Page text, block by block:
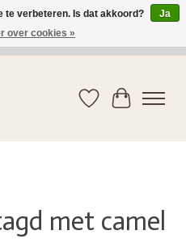
41 82 41 / GRATIS verzending > 75 euro (2
Verlanglijst
met camel
te verbeteren. Is dat akkoord?
Ja
over cookies »